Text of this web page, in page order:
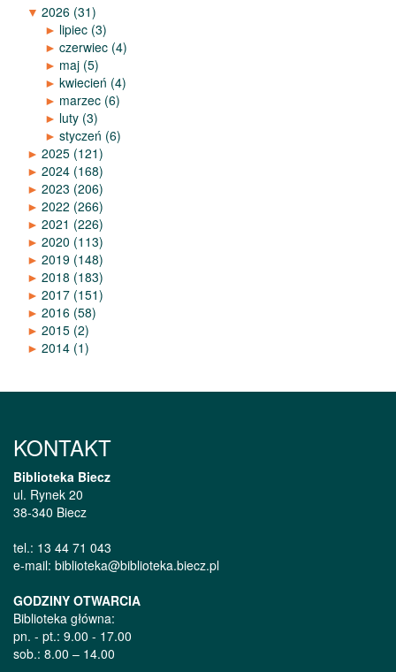
▼ 2026 (31)
► lipiec (3)
► czerwiec (4)
► maj (5)
► kwiecień (4)
► marzec (6)
► luty (3)
► styczeń (6)
► 2025 (121)
► 2024 (168)
► 2023 (206)
► 2022 (266)
► 2021 (226)
► 2020 (113)
► 2019 (148)
► 2018 (183)
► 2017 (151)
► 2016 (58)
► 2015 (2)
► 2014 (1)
KONTAKT
Biblioteka Biecz
ul. Rynek 20
38-340 Biecz
tel.: 13 44 71 043
e-mail: biblioteka@biblioteka.biecz.pl
GODZINY OTWARCIA
Biblioteka główna:
pn. - pt.: 9.00 - 17.00
sob.: 8.00 – 14.00